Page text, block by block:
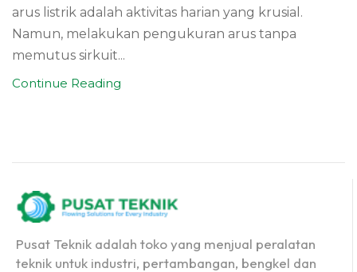
arus listrik adalah aktivitas harian yang krusial.
Namun, melakukan pengukuran arus tanpa
memutus sirkuit...
Continue Reading
Pusat Teknik adalah toko yang menjual peralatan
teknik untuk industri, pertambangan, bengkel dan